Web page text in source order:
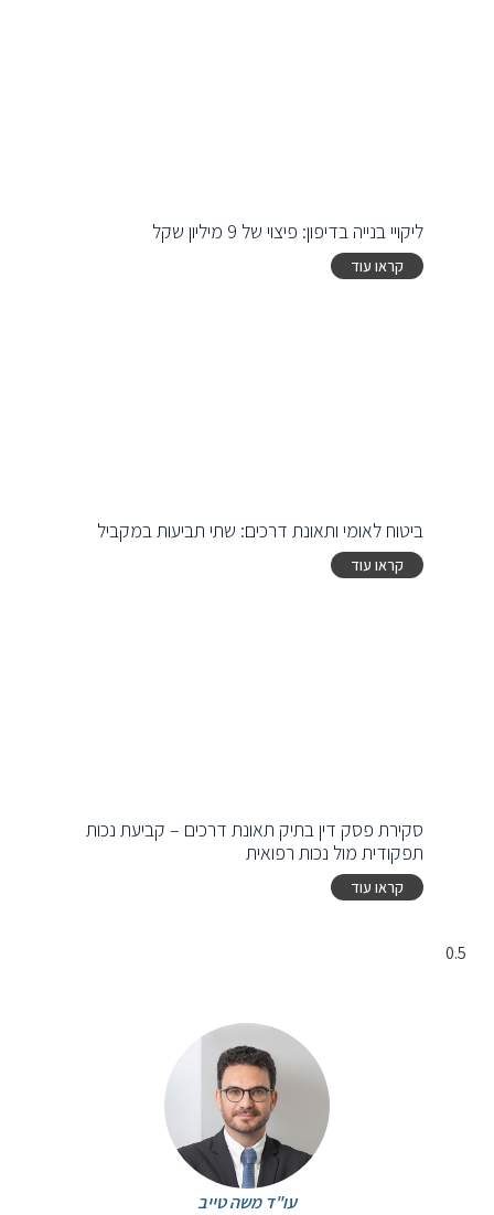
ליקויי בנייה בדיפון: פיצוי של 9 מיליון שקל
קראו עוד
ביטוח לאומי ותאונת דרכים: שתי תביעות במקביל
קראו עוד
סקירת פסק דין בתיק תאונת דרכים – קביעת נכות
תפקודית מול נכות רפואית
קראו עוד
עו"ד משה טייב